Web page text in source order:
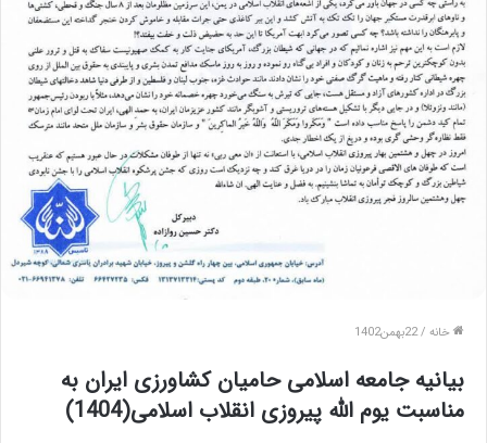
خانه /22بهمن1402
بیانیه جامعه اسلامی حامیان کشاورزی ایران به
مناسبت یوم الله پیروزی انقلاب اسلامی(1404)